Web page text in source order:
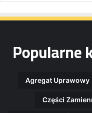
Popularne
Agregat Uprawowy
Części